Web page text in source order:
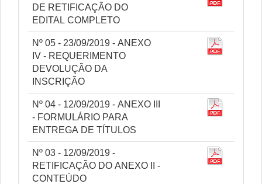
DE RETIFICAÇÃO DO
EDITAL COMPLETO
Nº 05 - 23/09/2019 - ANEXO
IV - REQUERIMENTO
DEVOLUÇÃO DA
INSCRIÇÃO
Nº 04 - 12/09/2019 - ANEXO III
- FORMULÁRIO PARA
ENTREGA DE TÍTULOS
Nº 03 - 12/09/2019 -
RETIFICAÇÃO DO ANEXO II -
CONTEÚDO